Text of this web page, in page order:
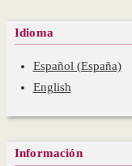
Idioma
Español (España)
English
Información